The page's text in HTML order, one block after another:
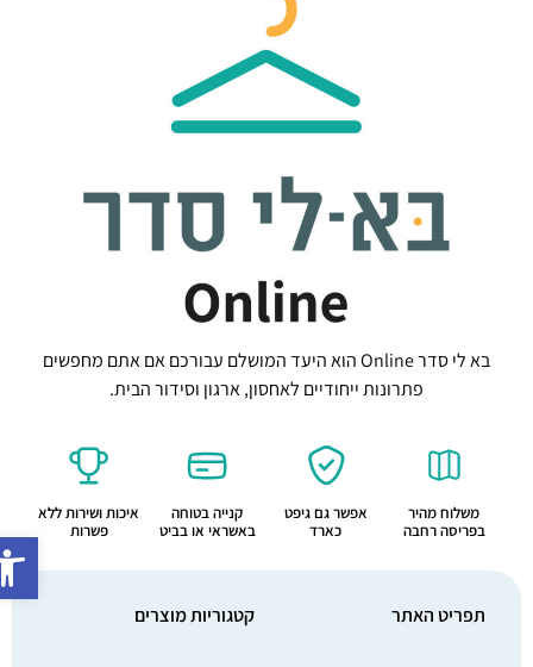
פתח
בא לי סדר Online הוא היעד המושלם עבורכם אם אתם מחפשים
פתרונות ייחודיים לאחסון, ארגון וסידור הבית.
משלוח מהיר
בפריסה רחבה
אפשר גם גיפט
כארד
קנייה בטוחה
באשראי או בביט
איכות ושירות ללא
פשרות
תפריט האתר קטגוריות מוצרים